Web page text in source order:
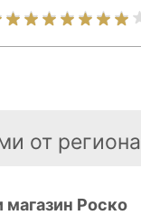
от региона
магазин Роско